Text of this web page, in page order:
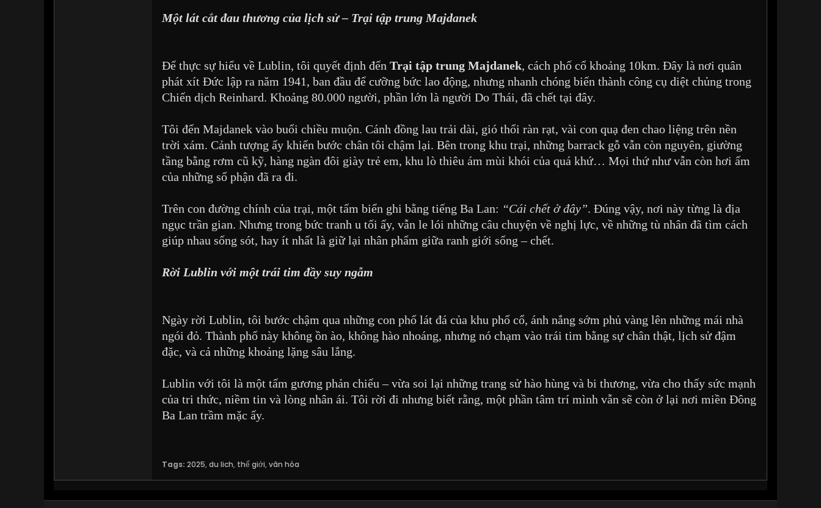
Một lát cắt đau thương của lịch sử – Trại tập trung Majdanek
Để thực sự hiểu về Lublin, tôi quyết định đến Trại tập trung Majdanek, cách phố cổ khoảng 10km. Đây là nơi quân
phát xít Đức lập ra năm 1941, ban đầu để cưỡng bức lao động, nhưng nhanh chóng biến thành công cụ diệt chủng trong
Chiến dịch Reinhard. Khoảng 80.000 người, phần lớn là người Do Thái, đã chết tại đây.
Tôi đến Majdanek vào buổi chiều muộn. Cánh đồng lau trải dài, gió thổi ràn rạt, vài con quạ đen chao liệng trên nền
trời xám. Cảnh tượng ấy khiến bước chân tôi chậm lại. Bên trong khu trại, những barrack gỗ vẫn còn nguyên, giường
tầng bằng rơm cũ kỹ, hàng ngàn đôi giày trẻ em, khu lò thiêu ám mùi khói của quá khứ… Mọi thứ như vẫn còn hơi ấm
của những số phận đã ra đi.
Trên con đường chính của trại, một tấm biển ghi bằng tiếng Ba Lan: “Cái chết ở đây”. Đúng vậy, nơi này từng là địa
ngục trần gian. Nhưng trong bức tranh u tối ấy, vẫn le lói những câu chuyện về nghị lực, về những tù nhân đã tìm cách
giúp nhau sống sót, hay ít nhất là giữ lại nhân phẩm giữa ranh giới sống – chết.
Rời Lublin với một trái tim đầy suy ngẫm
Ngày rời Lublin, tôi bước chậm qua những con phố lát đá của khu phố cổ, ánh nắng sớm phủ vàng lên những mái nhà
ngói đỏ. Thành phố này không ồn ào, không hào nhoáng, nhưng nó chạm vào trái tim bằng sự chân thật, lịch sử đậm
đặc, và cả những khoảng lặng sâu lắng.
Lublin với tôi là một tấm gương phản chiếu – vừa soi lại những trang sử hào hùng và bi thương, vừa cho thấy sức mạnh
của tri thức, niềm tin và lòng nhân ái. Tôi rời đi nhưng biết rằng, một phần tâm trí mình vẫn sẽ còn ở lại nơi miền Đông
Ba Lan trầm mặc ấy.
Tags: 2025, du lich, thế giới, văn hóa